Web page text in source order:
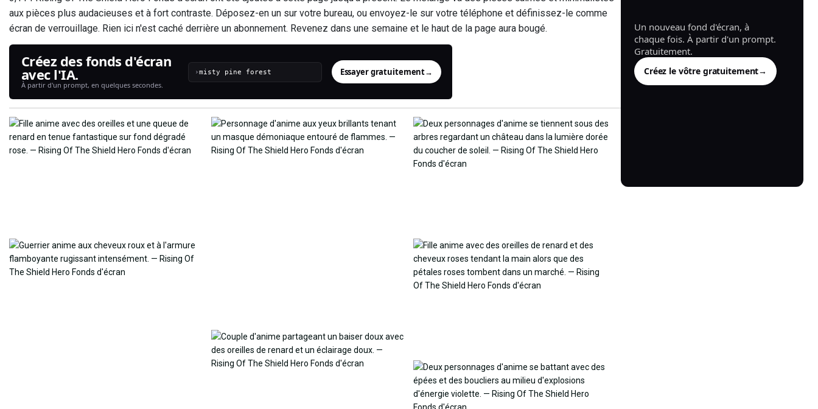
aux pièces plus audacieuses et à fort contraste. Déposez-en un sur votre bureau, ou envoyez-le sur votre téléphone et définissez-le comme
écran de verrouillage. Rien ici n'est caché derrière un abonnement. Revenez dans une semaine et le haut de la page aura bougé.
Créez des fonds d'écran
avec l'IA.
À partir d'un prompt, en quelques secondes.
› Essayer gratuitement→
Un nouveau fond d'écran, à
chaque fois. À partir d'un prompt.
Gratuitement.
Créez le vôtre gratuitement→